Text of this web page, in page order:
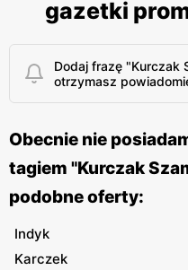
gazetki
Dodaj frazę "Kurczak
otrzymasz
Obecnie nie
tagiem "Kurczak
podobne oferty:
Indyk
Karczek